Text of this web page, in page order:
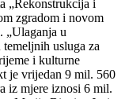
„Rekonstrukcija i
zgradom i novom
„Ulaganja u
usluga za
i kulturne
je vrijedan 9 mil. 560
iz mjere iznosi 6 mil.